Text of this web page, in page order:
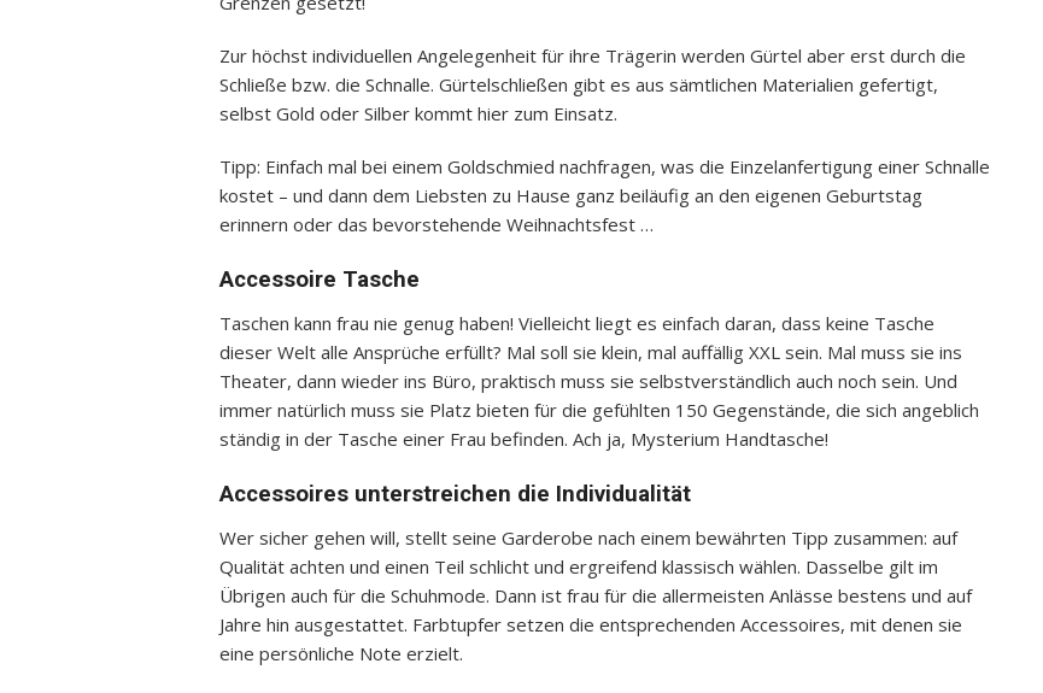
Zur höchst individuellen Angelegenheit für ihre Trägerin werden Gürtel aber erst durch die
Schließe bzw. die Schnalle. Gürtelschließen gibt es aus sämtlichen Materialien gefertigt,
selbst Gold oder Silber kommt hier zum Einsatz.
Tipp: Einfach mal bei einem Goldschmied nachfragen, was die Einzelanfertigung einer Schnalle
kostet – und dann dem Liebsten zu Hause ganz beiläufig an den eigenen Geburtstag
erinnern oder das bevorstehende Weihnachtsfest …
Accessoire Tasche
Taschen kann frau nie genug haben! Vielleicht liegt es einfach daran, dass keine Tasche
dieser Welt alle Ansprüche erfüllt? Mal soll sie klein, mal auffällig XXL sein. Mal muss sie ins
Theater, dann wieder ins Büro, praktisch muss sie selbstverständlich auch noch sein. Und
immer natürlich muss sie Platz bieten für die gefühlten 150 Gegenstände, die sich angeblich
ständig in der Tasche einer Frau befinden. Ach ja, Mysterium Handtasche!
Accessoires unterstreichen die Individualität
Wer sicher gehen will, stellt seine Garderobe nach einem bewährten Tipp zusammen: auf
Qualität achten und einen Teil schlicht und ergreifend klassisch wählen. Dasselbe gilt im
Übrigen auch für die Schuhmode. Dann ist frau für die allermeisten Anlässe bestens und auf
Jahre hin ausgestattet. Farbtupfer setzen die entsprechenden Accessoires, mit denen sie
eine persönliche Note erzielt.